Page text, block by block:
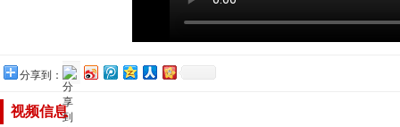
分享到：
视频信息